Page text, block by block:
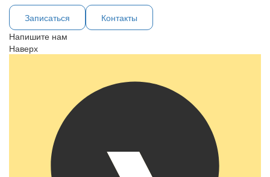
Записаться
Контакты
Напишите нам
Наверх